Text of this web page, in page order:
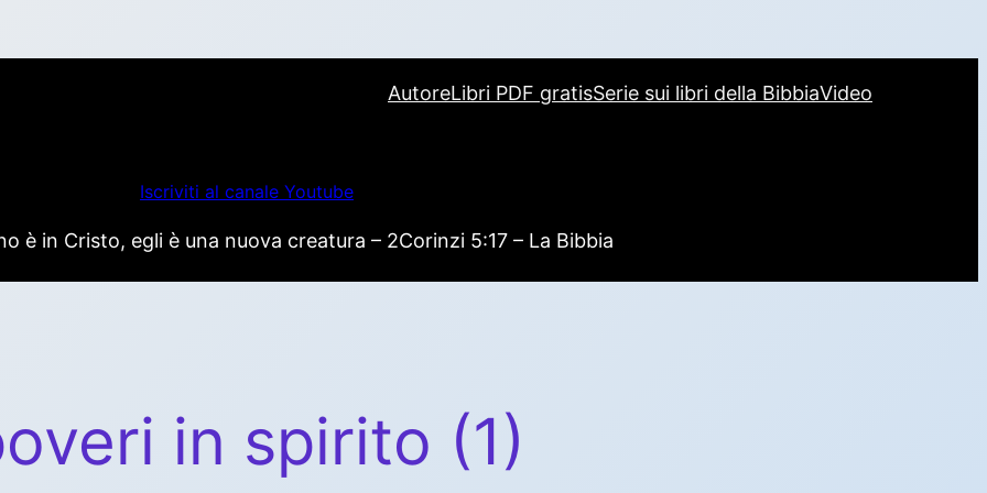
AutoreLibri PDF gratisSerie sui libri della BibbiaVideo
Iscriviti al canale Youtube
è in Cristo, egli è una nuova creatura – 2Corinzi 5:17 – La Bibbia
in spirito (1)